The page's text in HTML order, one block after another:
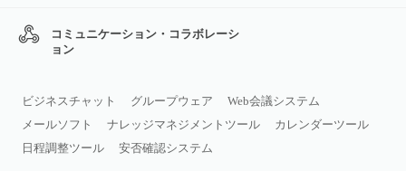
コミュニケーション・コラボレーシ
ョン
ビジネスチャット グループウェア
Web会議システム
メールソフト
ナレッジマネジメントツール
カレンダーツール
日程調整ツール
安否確認システム